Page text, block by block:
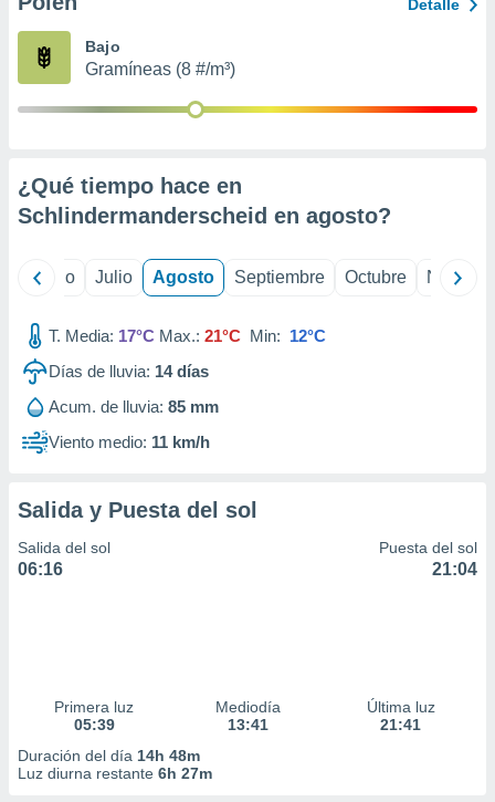
publicidad
1199
Detalle
Bajo
Gramíneas (8 #/m³)
¿Qué tiempo hace en
Schlindermanderscheid en agosto?
Junio Julio Agosto Septiembre Octubre
T. Media: 17°C Max.: 21°C Min: 12°C
Días de lluvia: 14días
Acum. de lluvia: 85 mm
Viento medio: 11 km/h
Salida y Puesta del sol
Salida del sol
06:16
Puesta del sol
21:04
Primera luz
05:39
Mediodía
13:41
Última luz
21:41
Duración del día 14h 48m
Luz diurna restante 6h 27m